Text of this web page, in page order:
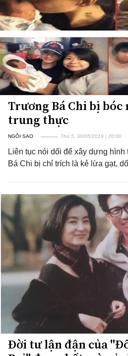
Trương Bá Chi bị
trung thực
NGÔI SAO Thứ 5, 30/05/2019 | 20:00
Liên tục nói dối để xây dựng
Bá Chi bị chỉ trích là kẻ lừa gạt,
Đời tư lận đận của